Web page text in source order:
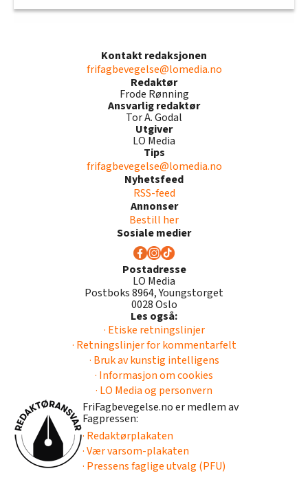
Kontakt redaksjonen
frifagbevegelse@lomedia.no
Redaktør
Frode Rønning
Ansvarlig redaktør
Tor A. Godal
Utgiver
LO Media
Tips
frifagbevegelse@lomedia.no
Nyhetsfeed
RSS-feed
Annonser
Bestill her
Sosiale medier
Postadresse
LO Media
Postboks 8964, Youngstorget
0028 Oslo
Les også:
· Etiske retningslinjer
· Retningslinjer for kommentarfelt
· Bruk av kunstig intelligens
· Informasjon om cookies
· LO Media og personvern
FriFagbevegelse.no er medlem av
Fagpressen:
· Redaktørplakaten
· Vær varsom-plakaten
· Pressens faglige utvalg (PFU)